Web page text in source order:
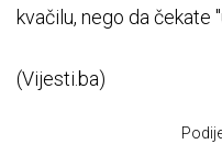
kvačilu, nego da čekate
(Vijesti.ba)